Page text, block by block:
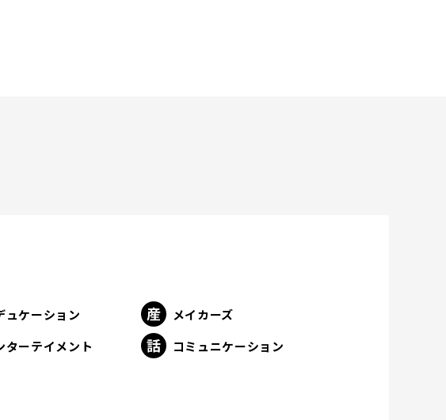
ュケーション
メイカーズ
ターテイメント コミュニケーション